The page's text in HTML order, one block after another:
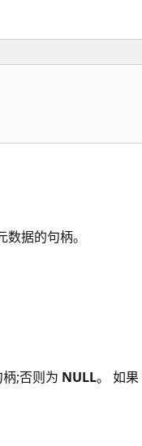
据的句柄。
;否则为 NULL。 如果